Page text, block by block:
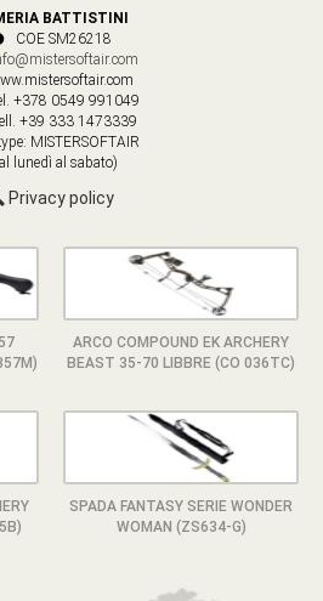
BATTISTINI
COE SM26218
+378 0549 991049
+39 333 1473339
MISTERSOFTAIR
lunedì al sabato)
Privacy policy
ARCO COMPOUND EK ARCHERY
BEAST 35-70 LIBBRE (CO 036TC)
SPADA FANTASY SERIE WONDER
WOMAN (ZS634-G)